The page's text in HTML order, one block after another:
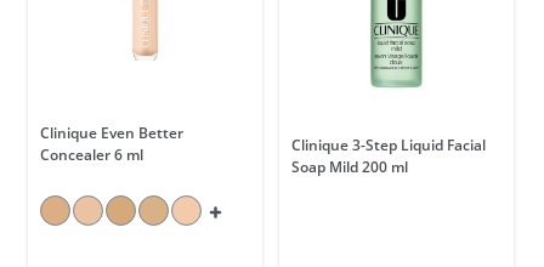
Clinique Even Better
Concealer 6 ml
Clinique 3-Step Liquid Facial
Soap Mild 200 ml